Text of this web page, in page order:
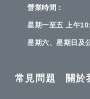
營業時間：
星期一至五 上午
星期六、星期日及
常見問題 關於